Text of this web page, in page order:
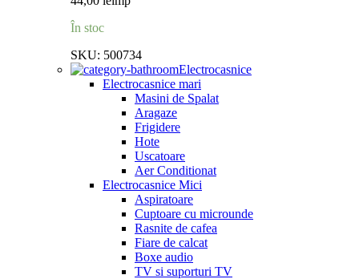
În stoc
SKU: 500734
Electrocasnice
Electrocasnice mari
Masini de Spalat
Aragaze
Frigidere
Hote
Uscatoare
Aer Conditionat
Electrocasnice Mici
Aspiratoare
Cuptoare cu microunde
Rasnite de cafea
Fiare de calcat
Boxe audio
TV si suporturi TV